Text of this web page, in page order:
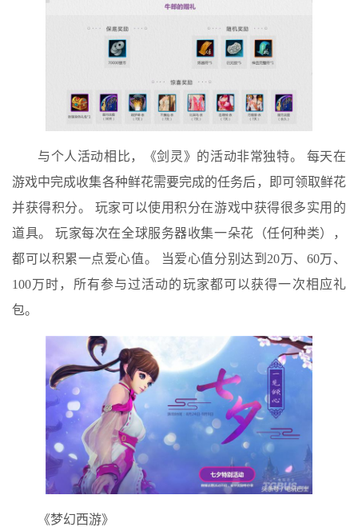
与个人活动相比，《剑灵》的活动非常独特。 每天在
游戏中完成收集各种鲜花需要完成的任务后，即可领取鲜花
并获得积分。 玩家可以使用积分在游戏中获得很多实用的
道具。 玩家每次在全球服务器收集一朵花（任何种类），
都可以积累一点爱心值。 当爱心值分别达到20万、60万、
100万时，所有参与过活动的玩家都可以获得一次相应礼
包。
《梦幻西游》